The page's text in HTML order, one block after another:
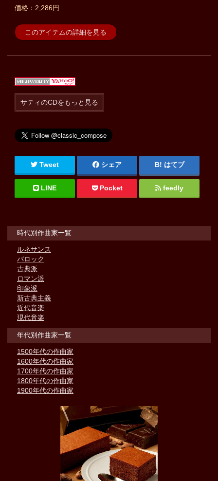
価格：2,286円
このアイテムの詳細を見る
サティのCDをもっと見る
Tweet シェア はてブ
LINE Pocket feedly
時代別作曲家一覧
ルネサンス
バロック
古典派
ロマン派
印象派
新古典主義
近代音楽
現代音楽
年代別作曲家一覧
1500年代の作曲家
1600年代の作曲家
1700年代の作曲家
1800年代の作曲家
1900年代の作曲家